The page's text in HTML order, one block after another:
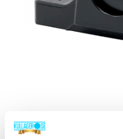
Lagerhus SNL
SKF